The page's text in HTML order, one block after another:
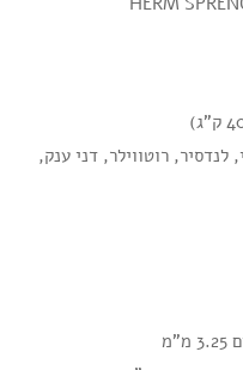
לנדסיר, רוטווילר, דני ענק,